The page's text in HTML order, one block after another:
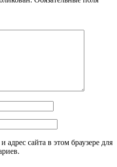
адрес сайта в этом браузере для